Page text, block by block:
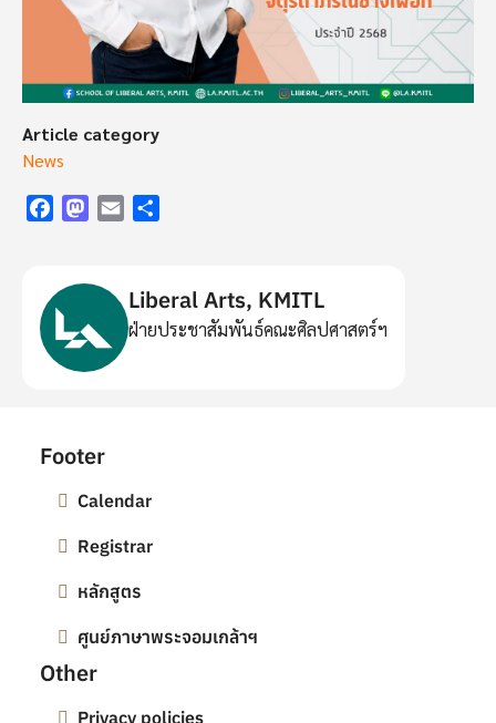
Article category
News
FacebookMastodon
Email
Liberal Arts, KMITL
ฝ่ายประชาสัมพันธ์คณะศิลปศาสตร์ฯ
Footer
Calendar
Registrar
หลักสูตร
ศูนย์ภาษาพระจอมเกล้าฯ
Other
Privacy policies